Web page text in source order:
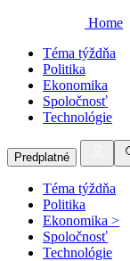
Home
Téma týždňa
Politika
Ekonomika
Spoločnosť
Technológie
Predplatné
Téma týždňa
Politika
Ekonomika >
Spoločnosť
Technológie